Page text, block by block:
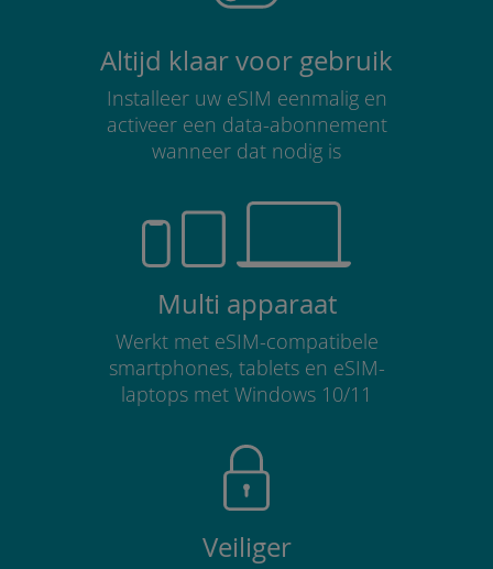
Altijd klaar voor gebruik
Installeer uw eSIM eenmalig en
activeer een data-abonnement
wanneer dat nodig is
Multi apparaat
Werkt met eSIM-compatibele
smartphones, tablets en eSIM-
laptops met Windows 10/11
Veiliger